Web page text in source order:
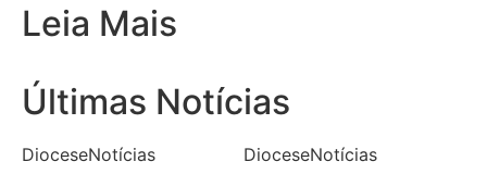
Leia Mais
Últimas Notícias
DioceseNotícias DioceseNotícias